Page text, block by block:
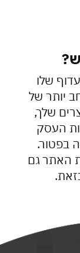
שלו
יותר של
שלך,
העסק
בפטור.
האתר גם